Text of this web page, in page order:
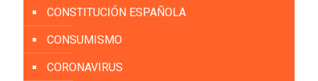
CONSTITUCIÓN ESPAÑOLA
CONSUMISMO
CORONAVIRUS